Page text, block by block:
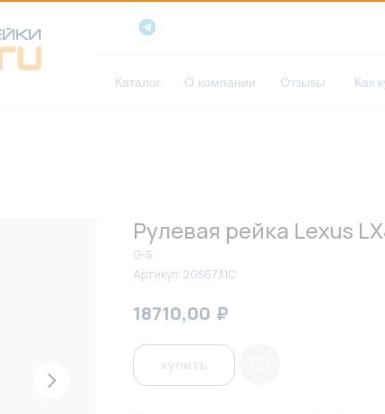
Каталог О компании Отзывы Как
Рулевая рейка Lexus
G-S
Артикул: 2GS6731C
18710,00 ₽